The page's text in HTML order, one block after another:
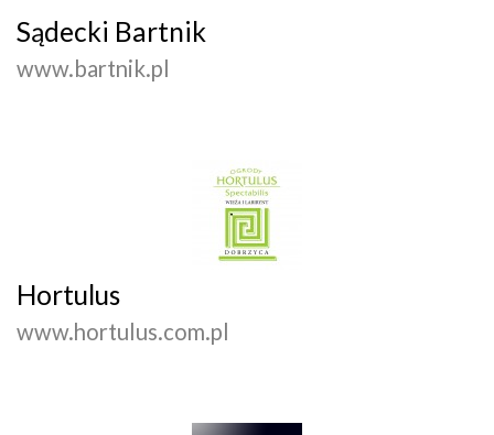
Sądecki Bartnik
www.bartnik.pl
Hortulus
www.hortulus.com.pl